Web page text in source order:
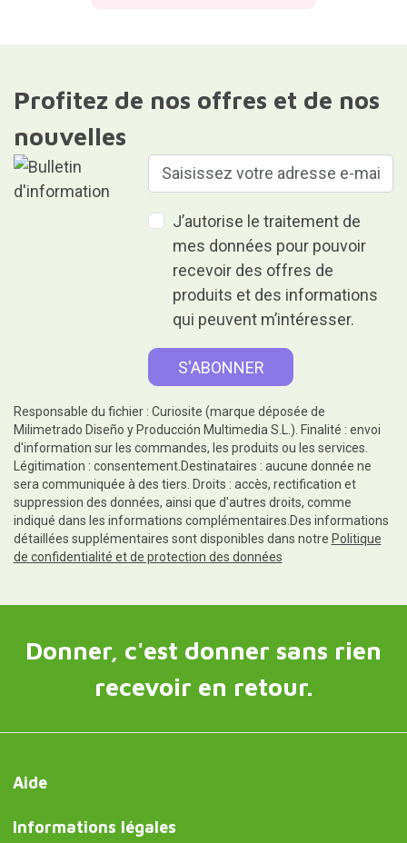
Profitez de nos offres et de nos
nouvelles
J’autorise le traitement de
mes données pour pouvoir
recevoir des offres de
produits et des informations
qui peuvent m’intéresser.
Responsable du fichier : Curiosite (marque déposée de
Milimetrado Diseño y Producción Multimedia S.L.). Finalité : envoi
d'information sur les commandes, les produits ou les services.
Légitimation : consentement.Destinataires : aucune donnée ne
sera communiquée à des tiers. Droits : accès, rectification et
suppression des données, ainsi que d'autres droits, comme
indiqué dans les informations complémentaires.Des informations
détaillées supplémentaires sont disponibles dans notre Politique
de confidentialité et de protection des données
Donner, c'est donner sans rien
recevoir en retour.
Aide
Informations légales